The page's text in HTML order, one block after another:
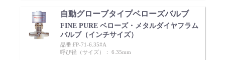
自動グローブタイプベローズバルブ
FINE PURE ベローズ・メタルダイヤフラム
バルブ（インチサイズ）
品番:FP-71-6.35#A
呼び径（サイズ）： 6.35mm